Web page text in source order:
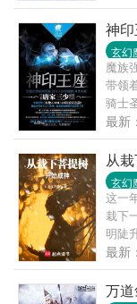
神
玄幻
魔族
带领
骑士
类六
能否
最新：
从
玄幻
这一
栽下
明陡
亭如
跨百
人，
最新：
万